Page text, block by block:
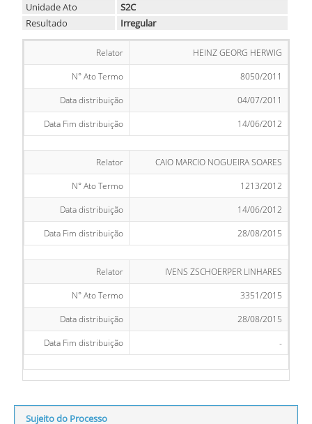
Unidade Ato
S2C
Resultado
Irregular
Relator
HEINZ GEORG HERWIG
N° Ato Termo
8050/2011
Data distribuição
04/07/2011
Data Fim distribuição
14/06/2012
Relator
CAIO MARCIO NOGUEIRA SOARES
N° Ato Termo
1213/2012
Data distribuição
14/06/2012
Data Fim distribuição
28/08/2015
Relator
IVENS ZSCHOERPER LINHARES
N° Ato Termo
3351/2015
Data distribuição
28/08/2015
Data Fim distribuição
-
Sujeito do Processo